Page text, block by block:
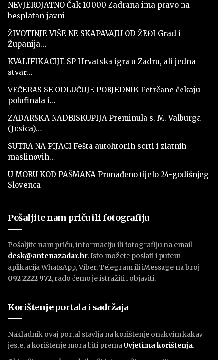
NEVJEROJATNO Čak 10.000 Zadrana ima pravo na
besplatan javni…
ŽIVOTINJE VIŠE NE SKAPAVAJU OD ŽEĐI Grad i
Županija…
KVALIFIKACIJE SP Hrvatska igra u Zadru, ali jedna
stvar…
VEČERAS SE ODLUČUJE POBJEDNIK Petrčane čekaju
polufinala i…
ZADARSKA NADBISKUPIJA Preminula s. M. Valburga
(Josica)…
SUTRA NA PIJACI Fešta autohtonih sorti i zlatnih
maslinovih…
U MORU KOD PAŠMANA Pronađeno tijelo 24-godišnjeg
Slovenca
Pošaljite nam priču ili fotografiju
Pošaljite nam priču, informaciju ili fotografiju na email
desk@antenazadar.hr. Isto možete poslati i putem
aplikacija WhatsApp, Viber, Telegram ili iMessage na broj
092 2222 972, rado ćemo je istražiti i objaviti.
Korištenje portala i sadržaja
Nakladnik ovaj portal stavlja na korištenje onakvim kakav
jeste, a korištenje mora biti premaUvjetima korištenja.